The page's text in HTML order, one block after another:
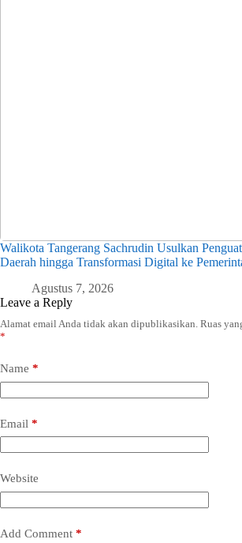
Walikota Tangerang Sachrudin Usulkan
Daerah hingga Transformasi Digital ke
Agustus 7, 2026
Leave a Reply
Alamat email Anda tidak akan dipublikasikan. Ruas
*
Name *
Email *
Website
Add Comment *